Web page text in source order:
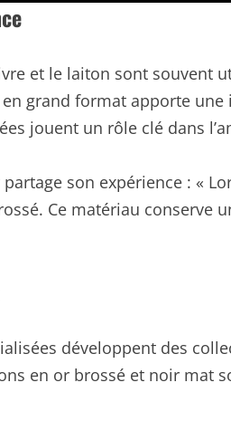
et le laiton sont souvent
grand format apporte une
jouent un rôle clé dans
son expérience : «
Ce matériau conserve
développent des
en or brossé et noir mat